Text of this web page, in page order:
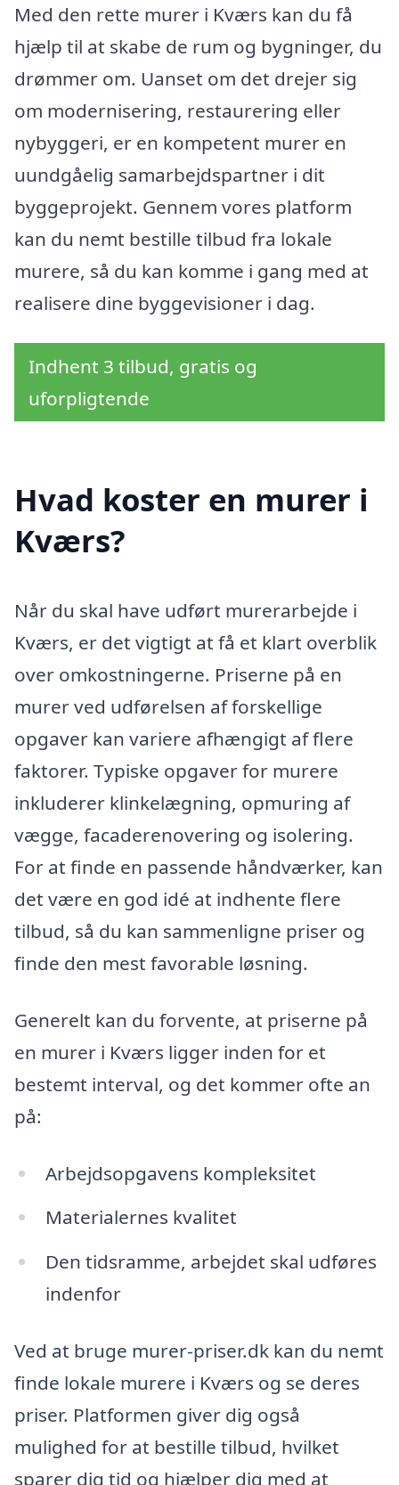
Med den rette murer i Kværs kan du få
hjælp til at skabe de rum og bygninger, du
drømmer om. Uanset om det drejer sig
om modernisering, restaurering eller
nybyggeri, er en kompetent murer en
uundgåelig samarbejdspartner i dit
byggeprojekt. Gennem vores platform
kan du nemt bestille tilbud fra lokale
murere, så du kan komme i gang med at
realisere dine byggevisioner i dag.
Indhent 3 tilbud, gratis og
uforpligtende
Hvad koster en murer i
Kværs?
Når du skal have udført murerarbejde i
Kværs, er det vigtigt at få et klart overblik
over omkostningerne. Priserne på en
murer ved udførelsen af forskellige
opgaver kan variere afhængigt af flere
faktorer. Typiske opgaver for murere
inkluderer klinkelægning, opmuring af
vægge, facaderenovering og isolering.
For at finde en passende håndværker, kan
det være en god idé at indhente flere
tilbud, så du kan sammenligne priser og
finde den mest favorable løsning.
Generelt kan du forvente, at priserne på
en murer i Kværs ligger inden for et
bestemt interval, og det kommer ofte an
på:
Arbejdsopgavens kompleksitet
Materialernes kvalitet
Den tidsramme, arbejdet skal udføres
indenfor
Ved at bruge murer-priser.dk kan du nemt
finde lokale murere i Kværs og se deres
priser. Platformen giver dig også
mulighed for at bestille tilbud, hvilket
sparer dig tid og hjælper dig med at